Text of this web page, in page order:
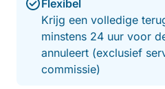
Flexibel
Krijg een volledige
minstens 24 uur voor
annuleert (exclusief
commissie)